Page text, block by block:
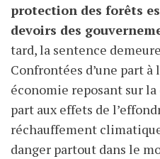
protection des forêts
devoirs des
tard, la sentence
Confrontées d’une part à
économie reposant sur
part aux effets de
réchauffement
danger partout dans le